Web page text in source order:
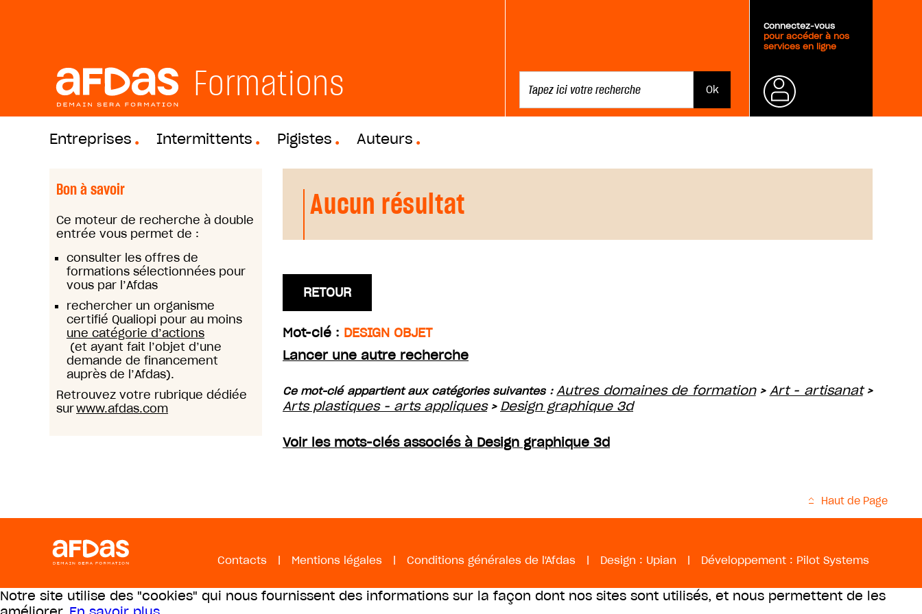
Formations
Connectez-vous
pour accéder à nos
services en ligne
Entreprises Intermittents Pigistes Auteurs
Bon à savoir
Ce moteur de recherche à double
entrée vous permet de :
consulter les offres de
formations sélectionnées pour
vous par l’Afdas
rechercher un organisme
certifié Qualiopi pour au moins
une catégorie d’actions
(et ayant fait l’objet d’une
demande de financement
auprès de l’Afdas).
Retrouvez votre rubrique dédiée
surwww.afdas.com
Aucun résultat
RETOUR
Mot-clé : DESIGN OBJET
Lancer une autre recherche
Ce mot-clé appartient aux catégories suivantes :Autres domaines de formation> Art - artisanat>
Arts plastiques - arts appliques> Design graphique 3d
Voir les mots-clés associés à Design graphique 3d
Haut de Page
Contacts | Mentions légales | Conditions générales de l'Afdas | Design : Upian | Développement : Pilot Systems
Notre site utilise des "cookies" qui nous fournissent des informations sur la façon dont nos sites sont utilisés, et nous permettent de les